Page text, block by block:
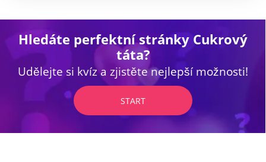
Hledáte perfektní stránky Cukrový
táta?
Udělejte si kvíz a zjistěte nejlepší možnosti!
START